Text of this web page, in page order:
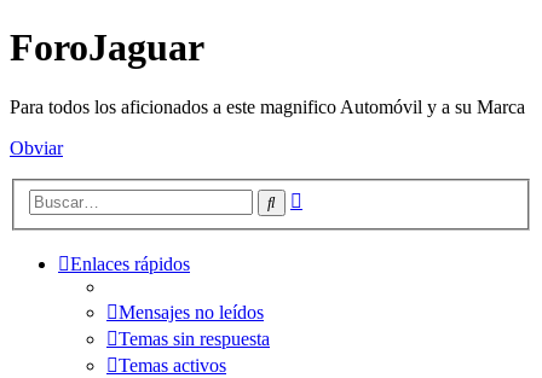
ForoJaguar
Para todos los aficionados a este magnifico Automóvil y a su Marca
Obviar
Buscar
Enlaces rápidos
Mensajes no leídos
Temas sin respuesta
Temas activos